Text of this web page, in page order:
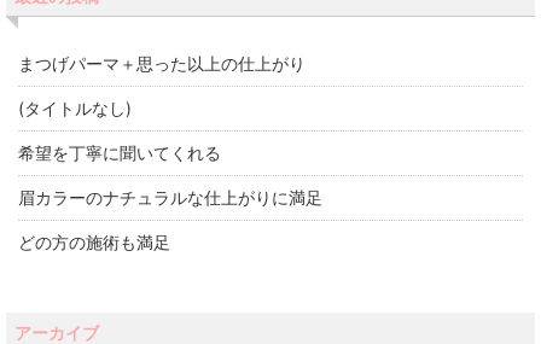
まつげパーマ＋思った以上の仕上がり
(タイトルなし)
希望を丁寧に聞いてくれる
眉カラーのナチュラルな仕上がりに満足
どの方の施術も満足
アーカイブ